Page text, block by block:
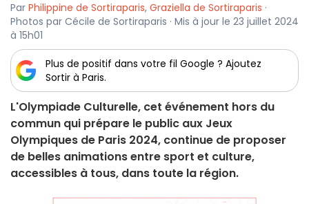
Par Philippine de Sortiraparis, Graziella de Sortiraparis ·
Photos par Cécile de Sortiraparis · Mis à jour le 23 juillet 2024
à 15h01
Plus de positif dans votre fil Google ? Ajoutez
Sortir à Paris.
L'Olympiade Culturelle, cet événement hors du
commun qui prépare le public aux Jeux
Olympiques de Paris 2024, continue de proposer
de belles animations entre sport et culture,
accessibles à tous, dans toute la région.